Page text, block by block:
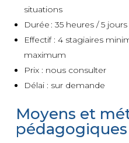
situations
Durée : 35 heures / 5 jours
Effectif : 4 stagiaires
maximum
Prix : nous consulter
Délai : sur demande
Moyens et
pédagogiques